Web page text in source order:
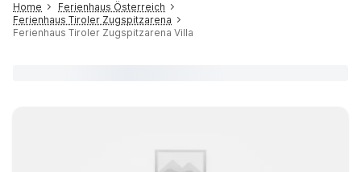
Home
Ferienhaus Österreich
Ferienhaus Tiroler Zugspitzarena
Ferienhaus Tiroler Zugspitzarena Villa